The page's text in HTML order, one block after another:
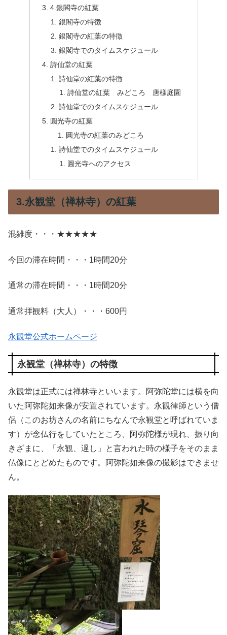
4.銀閣寺の紅葉
銀閣寺の特徴
銀閣寺の紅葉の特徴
銀閣寺でのタイムスケジュール
詩仙堂の紅葉
詩仙堂の紅葉の特徴
詩仙堂の紅葉 みどころ 唐様庭園
詩仙堂でのタイムスケジュール
圓光寺の紅葉
圓光寺の紅葉のみどころ
詩仙堂でのタイムスケジュール
圓光寺へのアクセス
3.永観堂（禅林寺）の紅葉
混雑度・・・★★★★★
今回の滞在時間・・・1時間20分
通常の滞在時間・・・1時間20分
通常拝観料（大人）・・・600円
永観堂公式ホームページ
永観堂（禅林寺）の特徴
永観堂は正式には禅林寺といいます。阿弥陀堂には横を向
いた阿弥陀如来像が安置されています。永観律師という僧
侶（このお坊さんの名前にちなんで永観堂と呼ばれていま
す）が念仏行をしていたところ、阿弥陀様が現れ、振り向
きざまに、「永観、遅し」と言われた時の様子をそのまま
仏像にとどめたものです。阿弥陀如来像の撮影はできませ
ん。